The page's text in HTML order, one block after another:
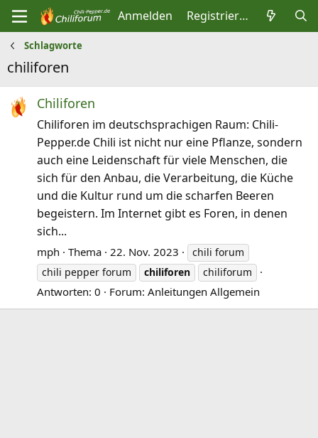
Anmelden Registrieren
Schlagworte
chiliforen
Chiliforen
Chiliforen im deutschsprachigen Raum: Chili-
Pepper.de Chili ist nicht nur eine Pflanze, sondern
auch eine Leidenschaft für viele Menschen, die
sich für den Anbau, die Verarbeitung, die Küche
und die Kultur rund um die scharfen Beeren
begeistern. Im Internet gibt es Foren, in denen
sich...
mph Thema 22. Nov. 2023
chili forum
chili pepper forum
chiliforen chiliforum
Antworten: 0 Forum: Anleitungen Allgemein